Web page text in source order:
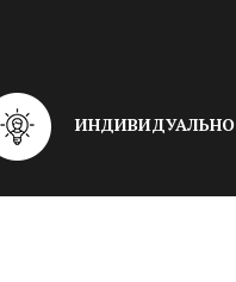
ИНДИВИДУАЛЬНО